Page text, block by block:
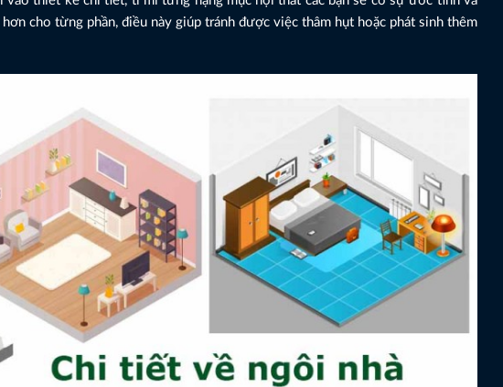
cho từng phần, điều này giúp tránh được việc thâm hụt hoặc phát sinh thêm